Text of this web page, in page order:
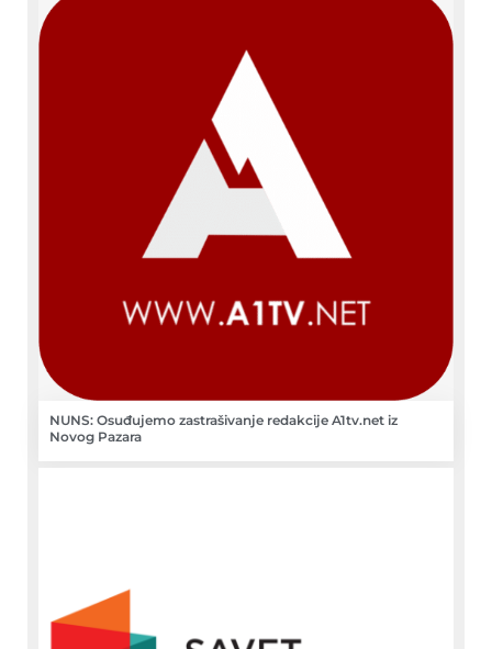
NUNS: Osuđujemo zastrašivanje redakcije A1tv.net iz
Novog Pazara